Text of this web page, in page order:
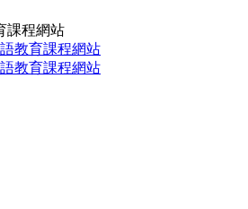
課程網站
教育課程網站
教育課程網站